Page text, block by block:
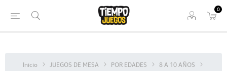
0
Inicio JUEGOS DE MESA POR EDADES
8 A 10 AÑOS